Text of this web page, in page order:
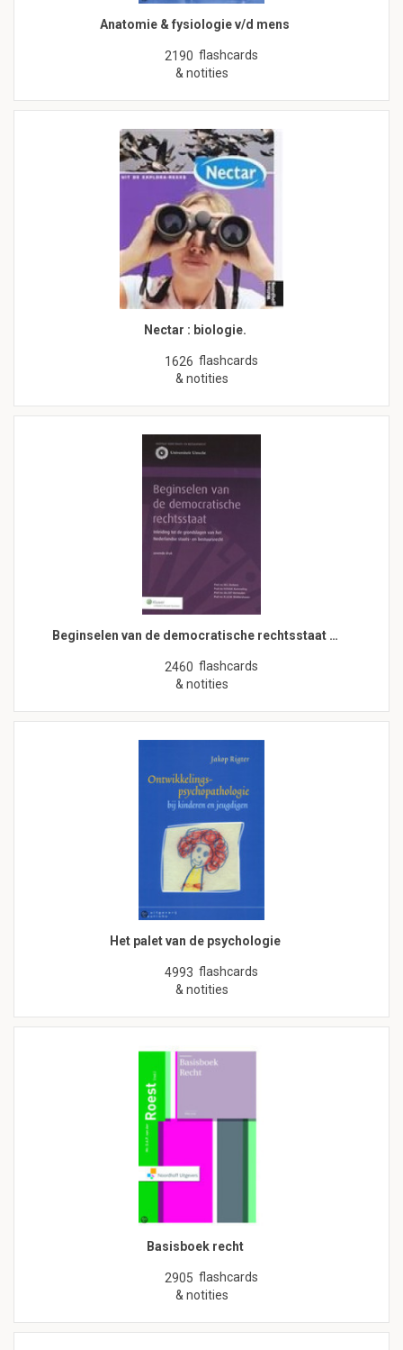
Anatomie & fysiologie v/d mens
2190 flashcards
& notities
Nectar : biologie.
1626 flashcards
& notities
Beginselen van de democratische rechtsstaat …
2460 flashcards
& notities
Het palet van de psychologie
4993 flashcards
& notities
Basisboek recht
2905 flashcards
& notities